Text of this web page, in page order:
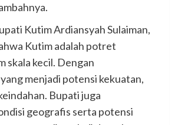
Kutim Ardiansyah Sulaiman,
Kutim adalah potret
skala kecil. Dengan
menjadi potensi kekuatan,
Bupati juga
geografis serta potensi